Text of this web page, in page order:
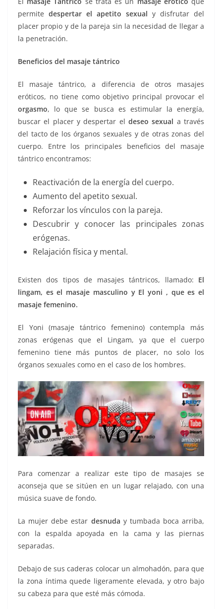
k
permite despertar el apetito sexual y disfrutar del
placer propio y de la pareja sin la necesidad de llegar a
la penetración.
Beneficios del masaje tántrico
El masaje tántrico, a diferencia de otros masajes
eróticos, no tiene como objetivo principal provocar el
orgasmo, lo que se busca es estimular la energía,
buscar el placer y despertar el deseo sexual a través
del tacto de los órganos sexuales y de otras zonas del
cuerpo. Entre los principales beneficios del masaje
tántrico encontramos:
Reactivación de la energía del cuerpo.
Aumento del apetito sexual.
Reforzar los vínculos con la pareja.
Descubrir y conocer las principales zonas
erógenas.
Relajación física y mental.
Existen dos tipos de masajes tántricos, llamado: El
lingam, es el masaje masculino y El yoni , que es el
masaje femenino.
El Yoni (masaje tántrico femenino) contempla más
zonas erógenas que el Lingam, ya que el cuerpo
femenino tiene más puntos de placer, no solo los
órganos sexuales como en el caso de los hombres.
Para comenzar a realizar este tipo de masajes se
aconseja que se sitúen en un lugar relajado, con una
música suave de fondo.
La mujer debe estar desnuda y tumbada boca arriba,
con la espalda apoyada en la cama y las piernas
separadas.
Debajo de sus caderas colocar un almohadón, para que
la zona íntima quede ligeramente elevada, y otro bajo
su cabeza para que esté más cómoda.